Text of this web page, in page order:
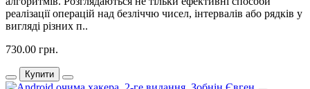
реалізації операцій над безліччю чисел, інтервалів або рядків у
вигляді різних п..
730.00 грн.
Купити